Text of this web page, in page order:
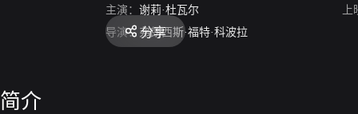
主演： 谢莉·杜瓦尔
导演： 弗朗西斯·福特·科波拉
分享
简介